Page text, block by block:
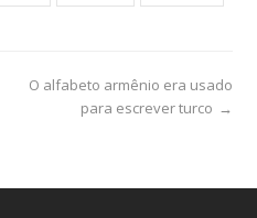
O alfabeto armênio era usado
para escrever turco →